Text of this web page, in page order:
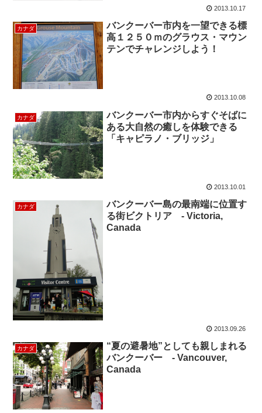
2013.10.17
カナダ
バンクーバー市内を一望できる標
高１２５０ｍのグラウス・マウン
テンでチャレンジしよう！
2013.10.08
カナダ
バンクーバー市内からすぐそばに
ある大自然の癒しを体験できる
「キャピラノ・ブリッジ」
2013.10.01
カナダ
バンクーバー島の最南端に位置す
る街ビクトリア - Victoria,
Canada
2013.09.26
カナダ
“夏の避暑地”としても親しまれる
バンクーバー - Vancouver,
Canada